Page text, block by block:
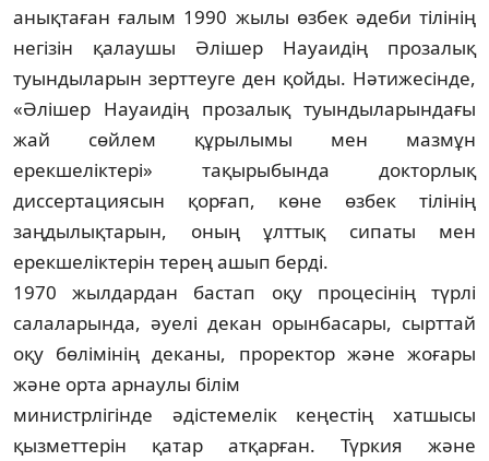
анықтаған ғалым 1990 жылы өзбек әдеби тілінің
негізін қалаушы Әлішер Науаидің прозалық
туындыларын зерттеуге ден қойды. Нәтижесінде,
«Әлішер Науаидің прозалық туындыларындағы
жай сөйлем құрылымы мен мазмұн
ерекшеліктері» тақырыбында док­торлық
диссертациясын қорғап, көне өзбек тілінің
заңдылықтарын, оның ұлттық сипаты мен
ерекшеліктерін терең ашып берді.
1970 жылдардан бастап оқу процесінің түрлі
салаларында, әуелі декан орынбасары, сырттай
оқу бөлімінің деканы, проректор және жоғары
және орта арнаулы білім
мин­ис­трлігінде әдістемелік кеңестің хатшысы
қызметтерін қатар атқарған. Түркия және